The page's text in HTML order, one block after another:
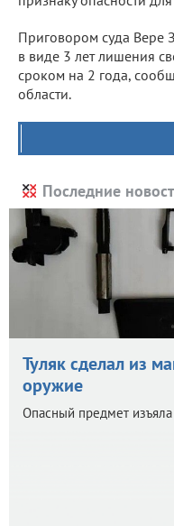
Приговором суда Вере
в виде 3 лет лишения
сроком на 2 года,
области.
Последние
Туляк сделал из
оружие
Опасный предмет